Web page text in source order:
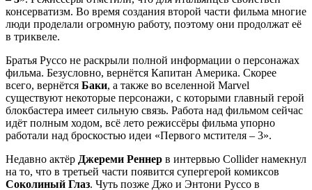
консерватизм. Во время создания второй части фильма многие
люди проделали огромную работу, поэтому они продолжат её
в триквеле.
Братья Руссо не раскрыли полной информации о персонажах
фильма. Безусловно, вернётся Капитан Америка. Скорее
всего, вернётся Баки, а также во вселенной Marvel
существуют некоторые персонажи, с которыми главный герой
блокбастера имеет сильную связь. Работа над фильмом сейчас
идёт полным ходом, всё лето режиссёры фильма упорно
работали над броскостью идеи «Первого мстителя – 3».
Недавно актёр Джереми Реннер в интервью Collider намекнул
на то, что в третьей части появится супергерой комиксов
Соколиный Глаз. Чуть позже Джо и Энтони Руссо в